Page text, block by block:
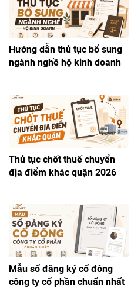
Hướng dẫn thủ tục bổ sung
ngành nghề hộ kinh doanh
Thủ tục chốt thuế chuyển
địa điểm khác quận 2026
Mẫu sổ đăng ký cổ đông
công ty cổ phần chuẩn nhất